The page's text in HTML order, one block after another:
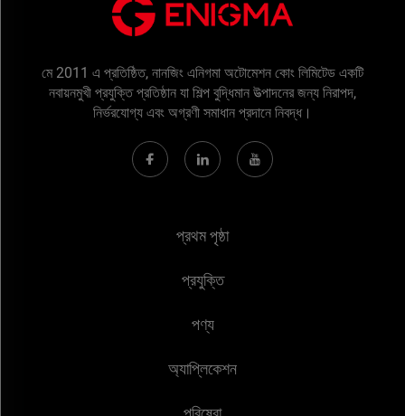
মে 2011 এ প্রতিষ্ঠিত, নানজিং এনিগমা অটোমেশন কোং লিমিটেড একটি
নবায়নমুখী প্রযুক্তি প্রতিষ্ঠান যা শিল্প বুদ্ধিমান উত্পাদনের জন্য নিরাপদ,
নির্ভরযোগ্য এবং অগ্রণী সমাধান প্রদানে নিবদ্ধ।
প্রথম পৃষ্ঠা
প্রযুক্তি
পণ্য
অ্যাপ্লিকেশন